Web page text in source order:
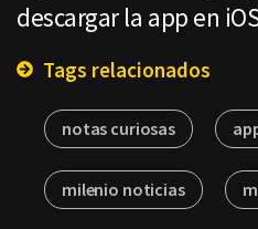
descargar la app en
Tags relacionados
notas curiosas
milenio noticias